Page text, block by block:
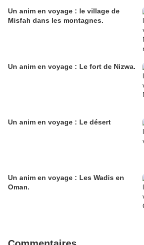
Un anim en voyage : le village de
Misfah dans les montagnes.
Un anim en voyage : Le fort de Nizwa.
Un anim en voyage : Le désert
Un anim en voyage : Les Wadis en
Oman.